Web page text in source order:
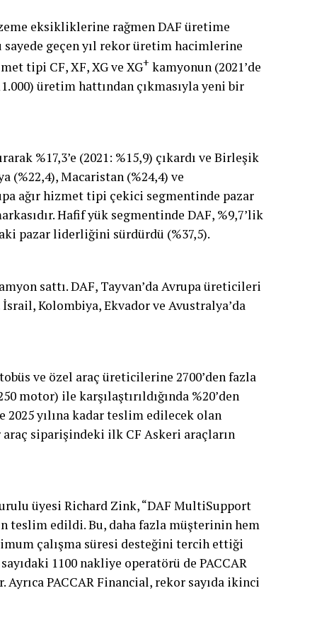
eksikliklerine rağmen DAF üretime
sayede geçen yıl rekor üretim hacimlerine
tipi CF, XF, XG ve XG+ kamyonun (2021’de
üretim hattından çıkmasıyla yeni bir
%17,3’e (2021: %15,9) çıkardı ve Birleşik
(%22,4), Macaristan (%24,4) ve
ağır hizmet tipi çekici segmentinde pazar
Hafif yük segmentinde DAF, %9,7’lik
pazar liderliğini sürdürdü (%37,5).
sattı. DAF, Tayvan’da Avrupa üreticileri
Kolombiya, Ekvador ve Avustralya’da
ve özel araç üreticilerine 2700’den fazla
motor) ile karşılaştırıldığında %20’den
2025 yılına kadar teslim edilecek olan
siparişindeki ilk CF Askeri araçların
üyesi Richard Zink, “DAF MultiSupport
teslim edildi. Bu, daha fazla müşterinin hem
çalışma süresi desteğini tercih ettiği
1100 nakliye operatörü de PACCAR
PACCAR Financial, rekor sayıda ikinci